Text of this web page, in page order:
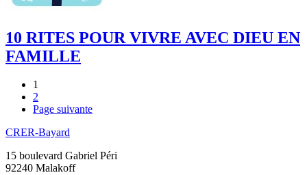
10 RITES POUR VIVRE AVEC DIEU EN
FAMILLE
1
2
Page suivante
CRER-Bayard
15 boulevard Gabriel Péri
92240 Malakoff